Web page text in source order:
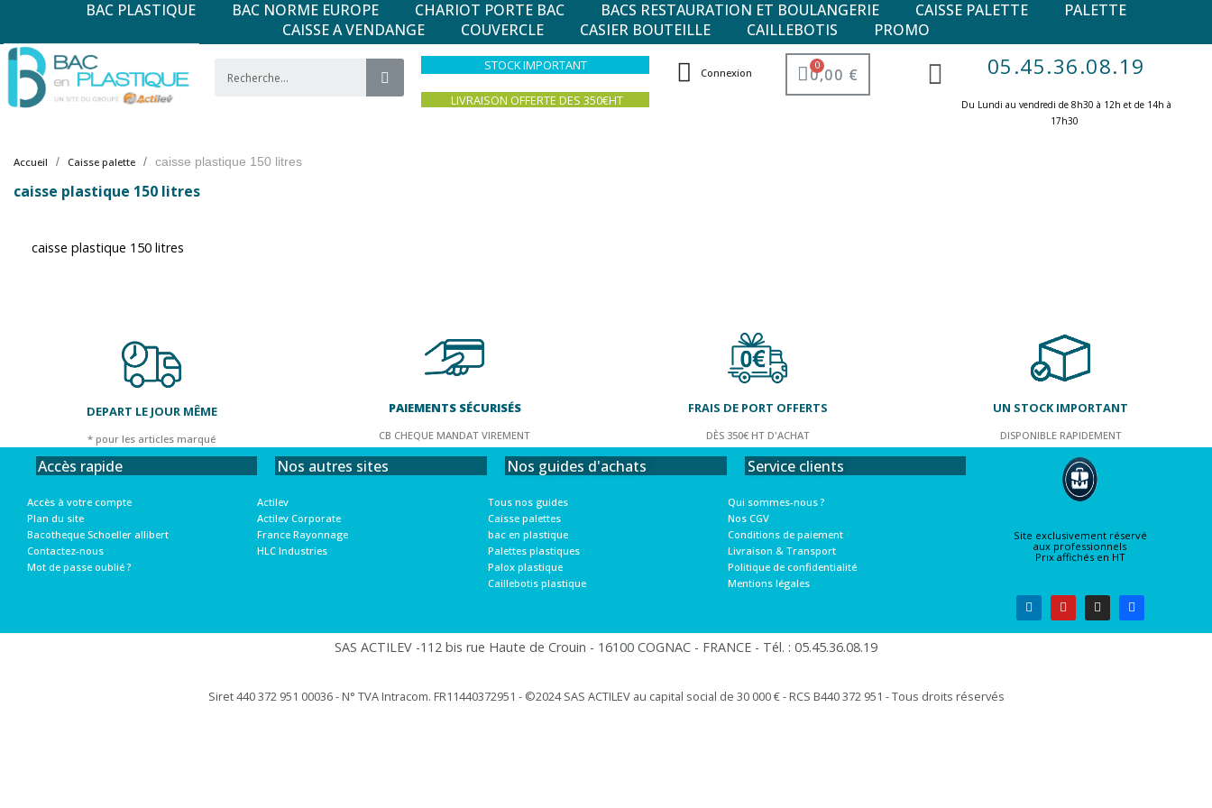
BAC PLASTIQUE BAC NORME EUROPE CHARIOT PORTE BAC BACS RESTAURATION ET BOULANGERIE CAISSE PALETTE
PALETTE
CAISSE A VENDANGE
COUVERCLE CASIER BOUTEILLE CAILLEBOTIS PROMO
STOCK IMPORTANT
LIVRAISON OFFERTE DES 350€HT
Connexion 0,00 € 05.45.36.08.19
Du Lundi au vendredi de 8h30 à 12h et de 14h à
17h30 ​
Accueil Caisse palette caisse plastique 150 litres
caisse plastique 150 litres
caisse plastique 150 litres
DEPART LE JOUR MÊME
* pour les articles marqué
PAIEMENTS SÉCURISÉS
CB CHEQUE MANDAT VIREMENT
FRAIS DE PORT OFFERTS
DÈS 350€ HT D'ACHAT
UN STOCK IMPORTANT
DISPONIBLE RAPIDEMENT
Accès rapide
Accès à votre compte
Plan du site
Bacotheque Schoeller allibert
Contactez-nous
Mot de passe oublié ?
Nos autres sites
Actilev
Actilev Corporate
France Rayonnage
HLC Industries
Nos guides d'achats
Tous nos guides
Caisse palettes
bac en plastique
Palettes plastiques
Palox plastique
Caillebotis plastique
Service clients
Qui sommes-nous ?
Nos CGV
Conditions de paiement
Livraison & Transport
Politique de confidentialité
Mentions légales
Site exclusivement réservé
aux professionnels
Prix affichés en HT
SAS ACTILEV -112 bis rue Haute de Crouin - 16100 COGNAC - FRANCE - Tél. : 05.45.36.08.19​
Siret 440 372 951 00036 - N° TVA Intracom. FR11440372951 - ©2024 SAS ACTILEV au capital social de 30 000 € - RCS B440 372 951 - Tous droits réservés​​